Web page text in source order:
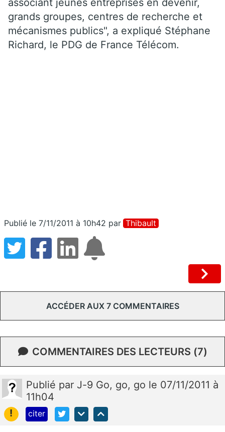
associant jeunes entreprises en devenir,
grands groupes, centres de recherche et
mécanismes publics", a expliqué Stéphane
Richard, le PDG de France Télécom.
Publié le 7/11/2011 à 10h42 par Thibault
ACCÉDER AUX 7 COMMENTAIRES
COMMENTAIRES DES LECTEURS (7)
Publié par J-9 Go, go, go le 07/11/2011 à
11h04
!
citer